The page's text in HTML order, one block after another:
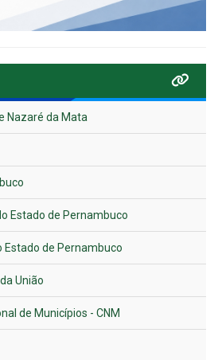
Nazaré da Mata
Estado de Pernambuco
Estado de Pernambuco
União
de Municípios - CNM